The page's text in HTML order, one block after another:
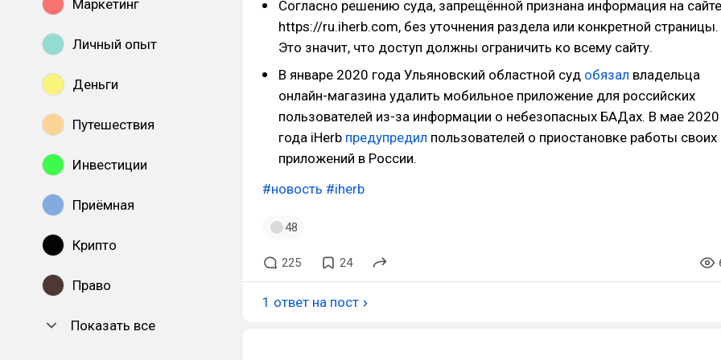
Маркетинг
Личный опыт
Деньги
Путешествия
Инвестиции
Приёмная
Крипто
Право
Показать все
Согласно решению суда, запрещённой признана информация на сайте
https://ru.iherb.com, без уточнения раздела или конкретной страницы.
Это значит, что доступ должны ограничить ко всему сайту.
В январе 2020 года Ульяновский областной суд обязал владельца
онлайн-магазина удалить мобильное приложение для российских
пользователей из-за информации о небезопасных БАДах. В мае 2020
года iHerb предупредил пользователей о приостановке работы своих
приложений в России.
#новость #iherb
48
225 24
1 ответ на пост